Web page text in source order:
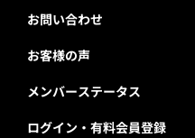
お問い合わせ
お客様の声
メンバーステータス
ログイン・有料会員登録